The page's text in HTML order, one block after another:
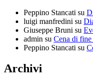
Peppino Stancati su
luigi manfredini su
Giuseppe Bruni su
admin su Cena di
Peppino Stancati su
Archivi